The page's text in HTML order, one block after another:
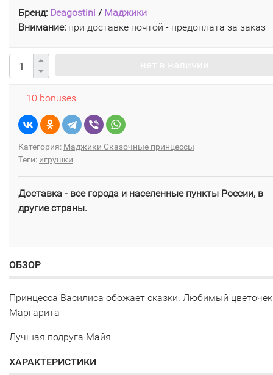
Бренд: Deagostini / Маджики
Внимание: при доставке почтой - предоплата за заказ
+ 10 bonuses
Категория: Маджики Сказочные принцессы
Теги: игрушки
Доставка - все города и населенные пункты России, в
другие страны.
ОБЗОР
Принцесса Василиса обожает сказки. Любимый
Маргарита
Лучшая подруга Майя
ХАРАКТЕРИСТИКИ